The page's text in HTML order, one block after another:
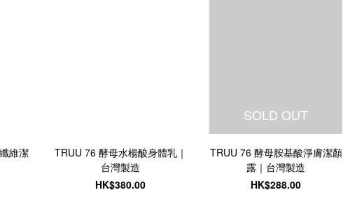
維潔
TRUU 76 酵母水楊酸身體乳｜
台灣製造
HK$380.00
SOLD OUT
TRUU 76 酵母胺基酸淨膚潔顏
露｜台灣製造
HK$288.00